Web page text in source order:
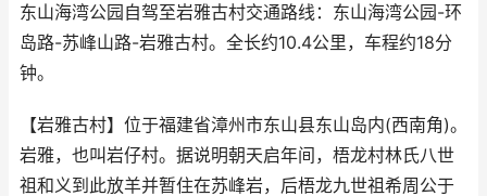
东山海湾公园自驾至岩雅古村交通路线：东山海湾公园-环
岛路-苏峰山路-岩雅古村。全长约10.4公里，车程约18分
钟。
【岩雅古村】位于福建省漳州市东山县东山岛内(西南角)。
岩雅，也叫岩仔村。据说明朝天启年间，梧龙村林氏八世
祖和义到此放羊并暂住在苏峰岩，后梧龙九世祖希周公于